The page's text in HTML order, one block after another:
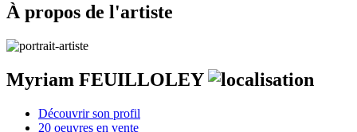
À propos de l'artiste
Myriam FEUILLOLEY
Découvrir son profil
20 oeuvres en vente